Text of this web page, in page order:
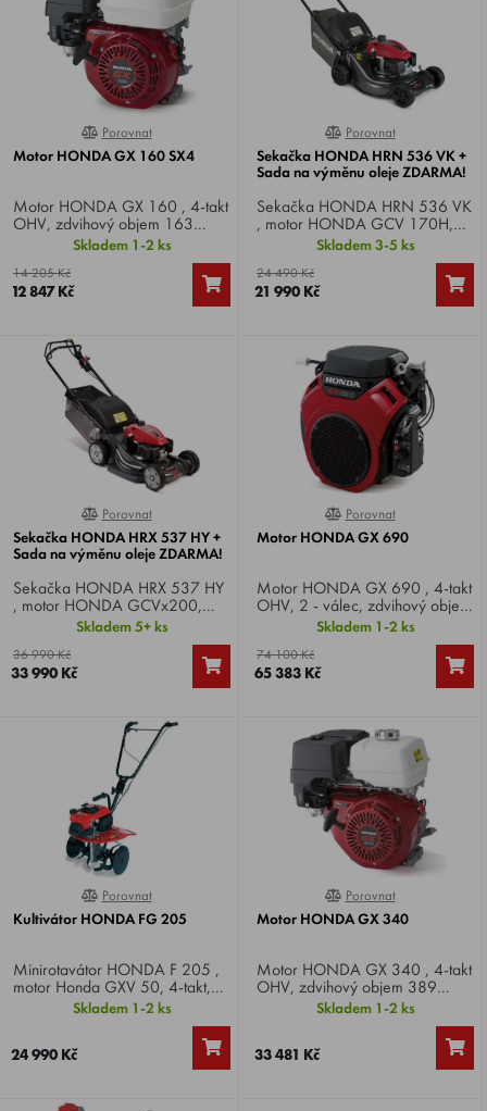
100%
Porovnat
Motor HONDA GX 160 SX4
Motor HONDA GX 160 , 4-takt
OHV, zdvihový objem 163
cm3, výkon 4,8 HP. Specifikace
Skladem 1-2 ks
14 205 Kč
12 847 Kč
0%
Porovnat
Sekačka HONDA HRN 536 VK +
Sada na výměnu oleje ZDARMA!
Sekačka HONDA HRN 536 VK
, motor HONDA GCV 170H,
výkon 6 HP, záběr 53 cm,
pojezd plynule SMART Drive,
podvozek ocel, integrovaný
mulčovací systém, koš 70 litrů.
Skladem 3-5 ks
24 490 Kč
21 990 Kč
100%
Porovnat
Sekačka HONDA HRX 537 HY +
Sada na výměnu oleje ZDARMA!
Sekačka HONDA HRX 537 HY
, motor HONDA GCVx200,
jmenovitý výkon motoru
(kW/min-1) 3,7 / 2850,
podvozek Xenoy, záběr 53 cm,
ROTO-STOP, hydrostat, koš 85
l, mulčování VERSAMOW .
Skladem 5+ ks
36 990 Kč
33 990 Kč
0%
Porovnat
Motor HONDA GX 690
Motor HONDA GX 690 , 4-takt
OHV, 2 - válec, zdvihový objem
688 cm3, výkon 22,1 HP,
specifikace TXF4, hmotnost 44,6
kg.
Skladem 1-2 ks
74 100 Kč
65 383 Kč
0%
Porovnat
Kultivátor HONDA FG 205
Minirotavátor HONDA F 205 ,
motor Honda GXV 50, 4-takt,
výkon 2,5 HP, záběr 45 cm,
otáčky nožů 135/min, rychlost
Skladem 1-2 ks
24 990 Kč
0%
Porovnat
Motor HONDA GX 340
Motor HONDA GX 340 , 4-takt
OHV, zdvihový objem 389
cm3, výkon 10,7 HP.
Specifikace SXQ4, hmotnost
Skladem 1-2 ks
33 481 Kč